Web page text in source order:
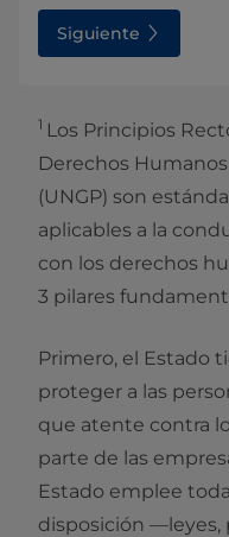
Siguiente
1 Los Principios
Derechos
(UNGP) son
aplicables a la
con los derechos
3 pilares
Primero, el Estado
proteger a las
que atente contra
parte de las
Estado emplee
disposición —leyes,